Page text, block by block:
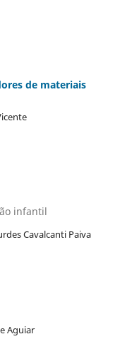
de materiais
infantil
Cavalcanti Paiva
Aguiar